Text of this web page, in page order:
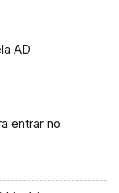
AD
entrar no